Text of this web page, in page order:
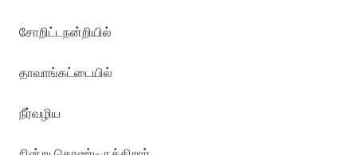
சோறிட்டநன்றியில்
தாவாங்கட்டையில்
நீர்வழிய